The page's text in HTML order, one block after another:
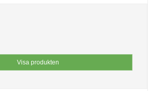
Visa produkten